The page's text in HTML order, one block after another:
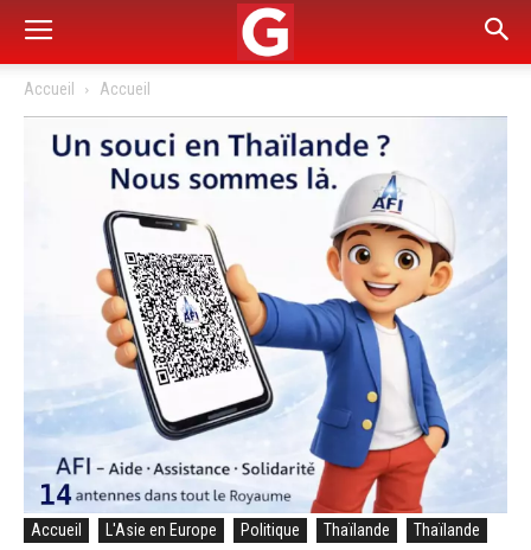
Accueil Accueil
Accueil L'Asie en Europe Politique Thaïlande Thaïlande